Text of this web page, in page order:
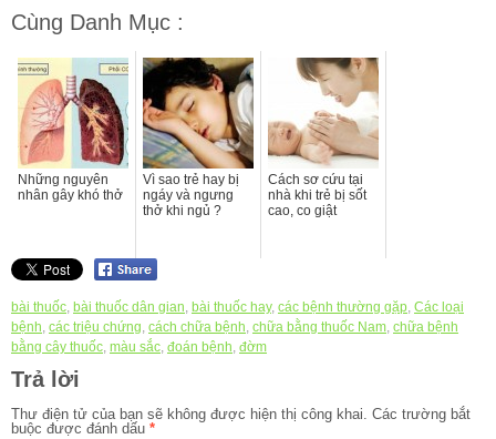
Cùng Danh Mục :
Những nguyên
nhân gây khó thở
Vì sao trẻ hay bị
ngáy và ngưng
thở khi ngủ ?
Cách sơ cứu tại
nhà khi trẻ bị sốt
cao, co giật
bài thuốc, bài thuốc dân gian, bài thuốc hay, các bệnh thường gặp, Các loại
bệnh, các triệu chứng, cách chữa bệnh, chữa bằng thuốc Nam, chữa bệnh
bằng cây thuốc, màu sắc, đoán bệnh, đờm
Trả lời
Thư điện tử của bạn sẽ không được hiện thị công khai. Các trường bắt
buộc được đánh dấu *